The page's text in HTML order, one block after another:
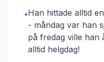
•Han hittade alltid
- måndag var han
på fredag ville han
alltid helgdag!